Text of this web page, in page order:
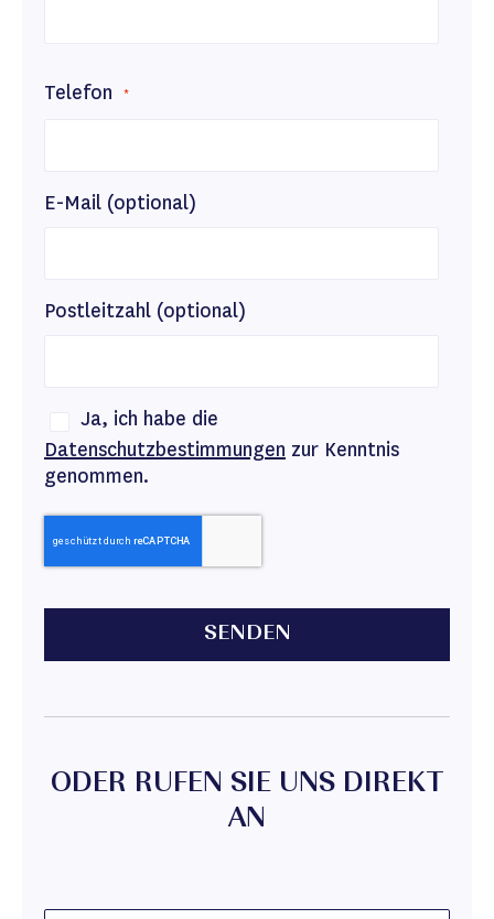
Telefon
E-Mail (optional)
Postleitzahl (optional)
Ja, ich habe die
Datenschutzbestimmungen
genommen.
SENDEN
ODER RUFEN SIE UNS DIREKT
AN